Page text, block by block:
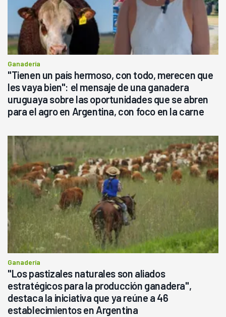
Ganadería
"Tienen un país hermoso, con todo, merecen que
les vaya bien": el mensaje de una ganadera
uruguaya sobre las oportunidades que se abren
para el agro en Argentina, con foco en la carne
Ganadería
"Los pastizales naturales son aliados
estratégicos para la producción ganadera",
destaca la iniciativa que ya reúne a 46
establecimientos en Argentina